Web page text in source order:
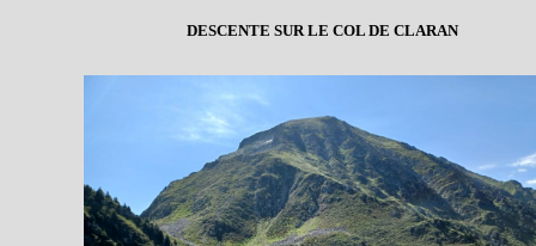
DESCENTE SUR LE COL DE CLARAN